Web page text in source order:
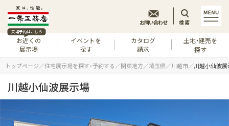
来場予約はこちら
お近くの
展示場
イベントを
探す
カタログ
請求
土地・建売を
探す
お問い合わせ 検索
トップページ 住宅展示場を探す・予約する 関東地方 埼玉県 川越市 川越小仙波展
川越小仙波展示場